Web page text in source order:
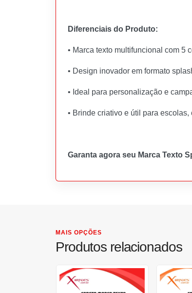
Diferenciais do Produto:
• Marca texto multifuncional com 5
• Design inovador em formato
• Ideal para personalização e
• Brinde criativo e útil para
Garanta agora seu Marca Texto
MAIS OPÇÕES
Produtos relacionados